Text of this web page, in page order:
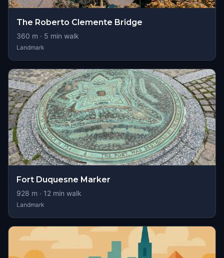
The Roberto Clemente Bridge
360 m · 5 min walk
Landmark
Fort Duquesne Marker
928 m · 12 min walk
Landmark